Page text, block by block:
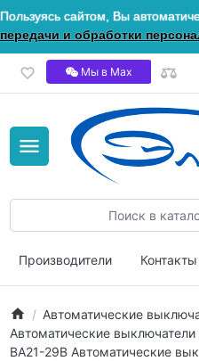
Пользуясь сайтом, Вы
передачи и обработки
Мы в Мах
Производители Контакты
Автоматические
Автоматические
ВА21-29В Автоматические